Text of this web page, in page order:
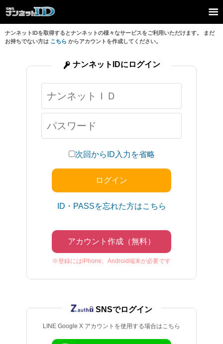
ナンネットIDを取得するとナンネットの様々なサービスをご利用いただけます。 まだ
お持ちでない方は こちら からアカウントを作成してください。
次回からID入力を省略
ID・PASSを忘れた方はこちら
アカウント作成（無料）
※登録にはiPhone、Android端末が必要です
ナンネットIDにログイン
LINE Google X アカウントを使用する場合はこちら
SNSでログイン